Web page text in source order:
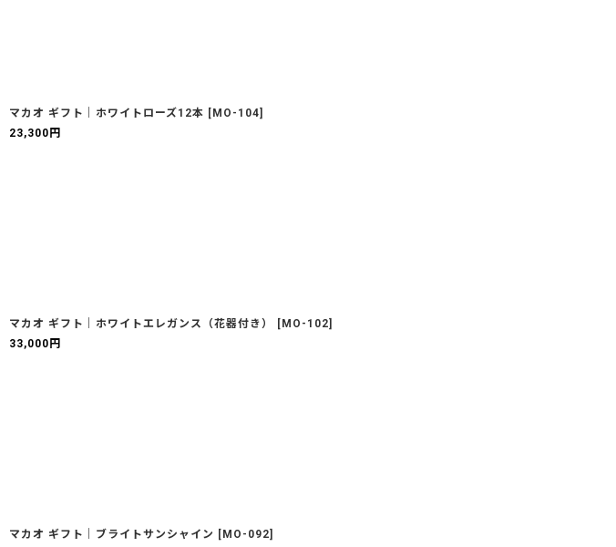
マカオ ギフト｜ホワイトローズ12本 [ MO-104]
23,300 円
マカオ ギフト｜ホワイトエレガンス（花器付き） [ MO-102]
33,000 円
マカオ ギフト｜ブライトサンシャイン [ MO-092]